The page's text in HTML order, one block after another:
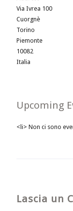
Via Ivrea 100
Cuorgnè
Torino
Piemonte
10082
Italia
Upcoming
<li> Non ci sono
Lascia un